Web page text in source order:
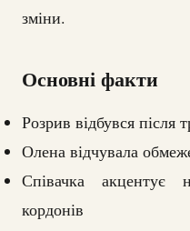
зміни.
Основні факти
Розрив відбувся після
Олена відчувала
Співачка акцентує
кордонів